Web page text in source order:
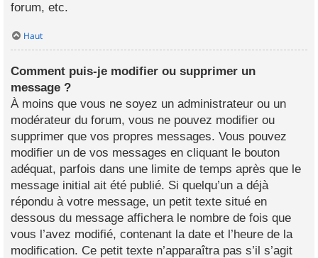
forum, etc.
Haut
Comment puis-je modifier ou supprimer un
message ?
À moins que vous ne soyez un administrateur ou un
modérateur du forum, vous ne pouvez modifier ou
supprimer que vos propres messages. Vous pouvez
modifier un de vos messages en cliquant le bouton
adéquat, parfois dans une limite de temps après que le
message initial ait été publié. Si quelqu’un a déjà
répondu à votre message, un petit texte situé en
dessous du message affichera le nombre de fois que
vous l’avez modifié, contenant la date et l’heure de la
modification. Ce petit texte n’apparaîtra pas s’il s’agit